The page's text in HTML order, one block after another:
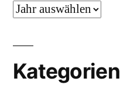
Archiv
Kategorien